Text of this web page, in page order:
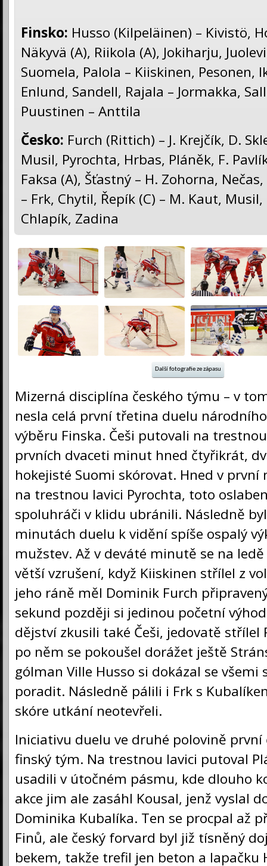
Finsko: Husso (Kilpeläinen) – Kivistö,
Näkyvä (A), Riikola (A), Jokiharju,
Suomela, Palola – Kiiskinen, Pesonen,
Enlund, Sandell, Rajala – Jormakka,
Puustinen – Anttila
Česko: Furch (Rittich) – J. Krejčík, D.
Musil, Pyrochta, Hrbas, Pláněk, F.
Faksa (A), Šťastný – H. Zohorna,
– Frk, Chytil, Řepík (C) – M. Kaut,
Chlapík, Zadina
Další fotografie ze zápasu
Mizerná disciplína českého týmu – v
nesla celá první třetina duelu
výběru Finska. Češi putovali na
prvních dvaceti minut hned čtyřikrát,
hokejisté Suomi skórovat. Hned v
na trestnou lavici Pyrochta, toto
spoluhráči v klidu ubránili. Následně
minutách duelu k vidění spíše ospalý
mužstev. Až v deváté minutě se na
větší vzrušení, když Kiiskinen střílel z
jeho ráně měl Dominik Furch
sekund později si jedinou početní
dějství zkusili také Češi, jedovatě střílel
po něm se pokoušel dorážet ještě
gólman Ville Husso si dokázal se všemi
poradit. Následně pálili i Frk s
skóre utkání neotevřeli.
Iniciativu duelu ve druhé polovině
finský tým. Na trestnou lavici putoval
usadili v útočném pásmu, kde dlouho
akce jim ale zasáhl Kousal, jenž vyslal
Dominika Kubalíka. Ten se procpal až
Finů, ale český forvard byl již tísněný
bekem, takže trefil jen beton a lapačku